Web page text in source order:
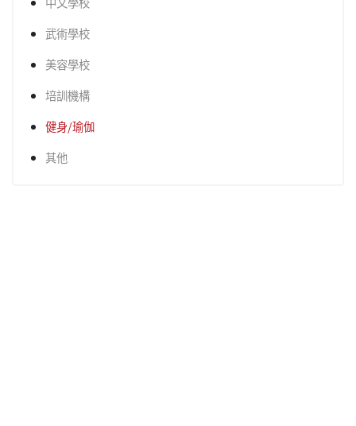
武術學校
美容學校
培訓機構
健身/瑜伽
其他